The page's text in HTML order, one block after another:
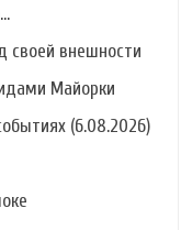
своей внешности
Майорки
(6.08.2026)